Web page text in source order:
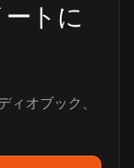
トに
ィオブック、